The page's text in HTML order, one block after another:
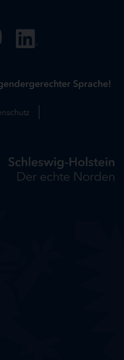
Sprache!